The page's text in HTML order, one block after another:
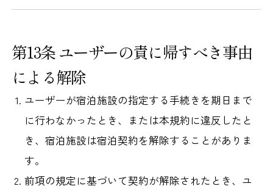
第13条 ユーザーの責に帰すべき事由
による解除
ユーザーが宿泊施設の指定する手続きを期日まで
に行わなかったとき、または本規約に違反したと
き、宿泊施設は宿泊契約を解除することがありま
す。
前項の規定に基づいて契約が解除されたとき、ユ